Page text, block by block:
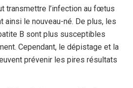
transmettre l’infection au fœtus
ainsi le nouveau-né. De plus, les
B sont plus susceptibles
Cependant, le dépistage et la
prévenir les pires résultats